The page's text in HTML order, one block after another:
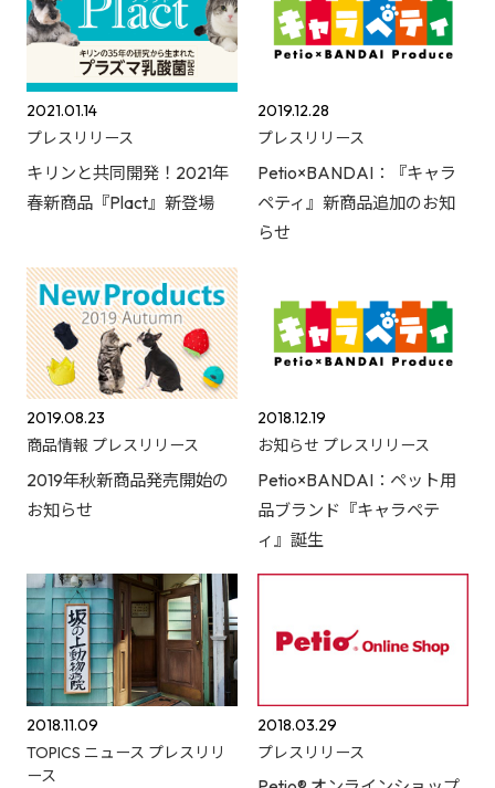
2021.01.14
プレスリリース
キリンと共同開発！2021年
春新商品『Plact』新登場
2019.12.28
プレスリリース
Petio×BANDAI：『キャラ
ペティ』新商品追加のお知
らせ
2019.08.23
商品情報 プレスリリース
2019年秋新商品発売開始の
お知らせ
2018.12.19
お知らせ プレスリリース
Petio×BANDAI：ペット用
品ブランド『キャラペテ
ィ』誕生
2018.11.09
TOPICS ニュース プレスリリ
ース
2018.03.29
プレスリリース